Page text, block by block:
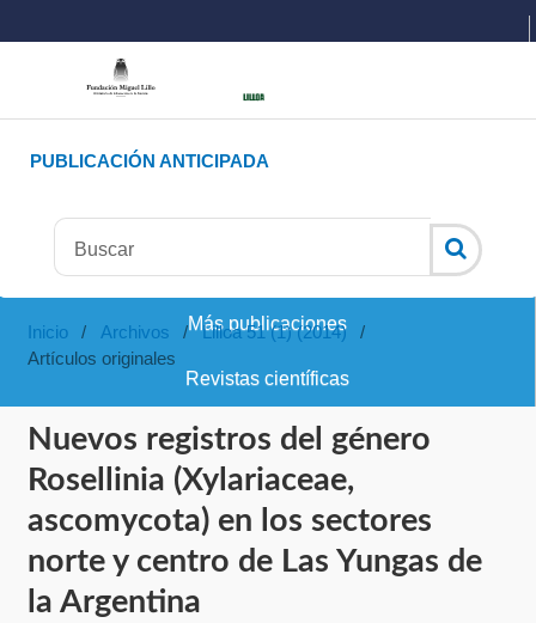
Más publicaciones
Revistas científicas
PUBLICACIÓN ANTICIPADA
Inicio / Archivos / Lilloa 51 (1) (2014)
/
Artículos originales
Nuevos registros del género
Rosellinia (Xylariaceae,
ascomycota) en los sectores
norte y centro de Las Yungas de
la Argentina